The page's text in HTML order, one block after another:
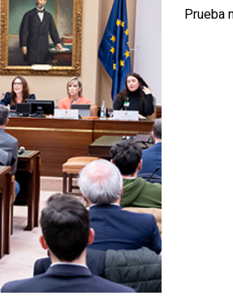
Prueba